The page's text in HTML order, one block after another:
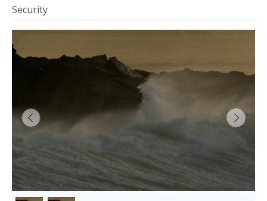
Security
&lsaquo; Prev